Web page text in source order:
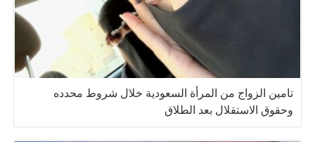
تامين الزواج من المرأة السعودية خلال شروط محدده
وحقوق الاستقلال بعد الطلاق